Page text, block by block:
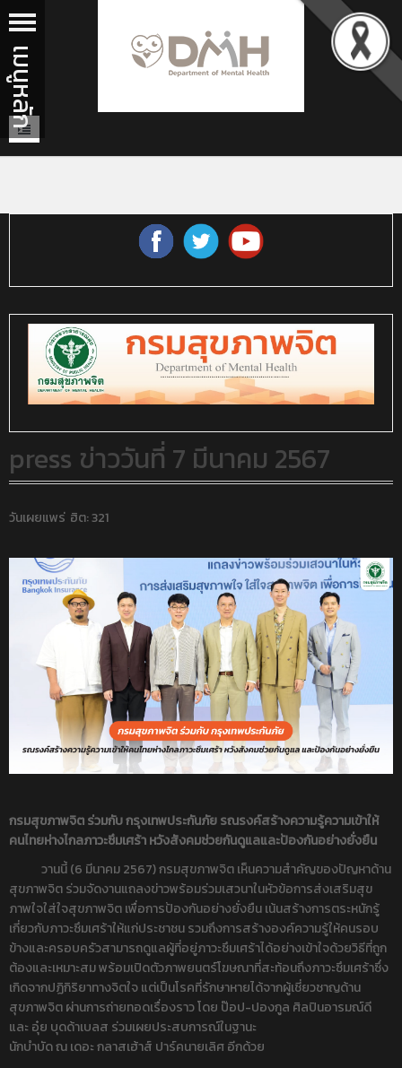
press ข่าววันที่ 7 มีนาคม 2567
วันเผยแพร่ ฮิต: 321
กรมสุขภาพจิต ร่วมกับ กรุงเทพประกันภัยรณรงค์สร้างความรู้ความเข้าให้
คนไทยห่างไกลภาวะซึมเศร้า หวังสังคมช่วยกันดูแลและป้องกันอย่างยั่งยืน
วานนี้ (6 มีนาคม 2567) กรมสุขภาพจิต เห็นความสำคัญของปัญหาด้าน
สุขภาพจิต ร่วมจัดงานแถลงข่าวพร้อมร่วมเสวนาในหัวข้อการส่งเสริมสุข
ภาพใจใส่ใจสุขภาพจิต เพื่อการป้องกันอย่างยั่งยืน เน้นสร้างการตระหนักรู้
เกี่ยวกับภาวะซึมเศร้าให้แก่ประชาชน รวมถึงการสร้างองค์ความรู้ให้คนรอบ
ข้างและครอบครัวสามารถดูแลผู้ที่อยู่ภาวะซึมเศร้าได้อย่างเข้าใจด้วยวิธีที่ถูก
ต้องและเหมาะสม พร้อมเปิดตัวภาพยนตร์โฆษณาที่สะท้อนถึงภาวะซึมเศร้าซึ่ง
เกิดจากปฏิกิริยาทางจิตใจ แต่เป็นโรคที่รักษาหายได้จากผู้เชี่ยวชาญด้าน
สุขภาพจิต ผ่านการถ่ายทอดเรื่องราว โดย ป๊อป-ปองกูล ศิลปินอารมณ์ดี
และ อุ๋ย บุดด้าเบลส ร่วมเผยประสบการณ์ในฐานะ
นักบำบัด ณ เดอะ กลาสเฮ้าส์ ปาร์คนายเลิศ อีกด้วย